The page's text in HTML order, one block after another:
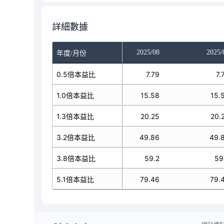
詳細數據
年度/月份
2025/07 2025/08 2025/
0.5倍本益比
1.0倍本益比
1.3倍本益比
3.2倍本益比
3.8倍本益比
5.1倍本益比
7.79 7.79
15.58 15.58
20.25 20.25
49.86 49.86
59.2 59.2
79.46 79.46